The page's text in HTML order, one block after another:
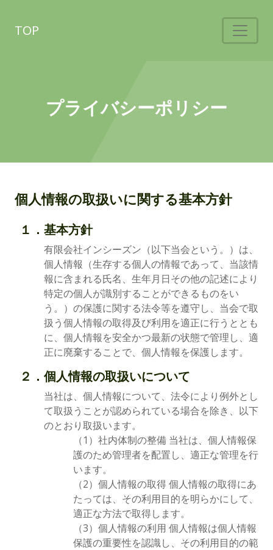
TOP
プライバシーポリシー
個人情報の取扱いに関する基本方針
１．基本方針
有限会社インシーズン（以下当会という。）は、
個人情報（生存する個人の情報であって、当該情
報に含まれる氏名、生年月日その他の記述により
特定の個人が識別することができるものをい
う。）の保護に関する法令等を遵守し、当会で取
扱う個人情報の取得及び利用を適正に行うととも
に、個人情報を安全かつ最新の状態で管理し、適
正に廃棄することで、個人情報を保護します。
２．個人情報の取扱いについて
当社は、個人情報について、法令により例外とし
て取扱うことが認められている場合を除き、以下
のとおり取扱います。
（1）社内体制の整備 当社は、個人情報保
護のため管理者を配置し、適正な管理を行
います。
（2）個人情報の取得 個人情報の取得にあ
たっては、その利用目的を明らかにして、
適正な方法で取得します。
（3）個人情報の利用 個人情報は個人情報
保護の重要性を認識し、その利用目的の範